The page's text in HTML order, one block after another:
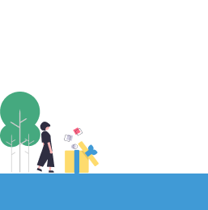
とはありません。